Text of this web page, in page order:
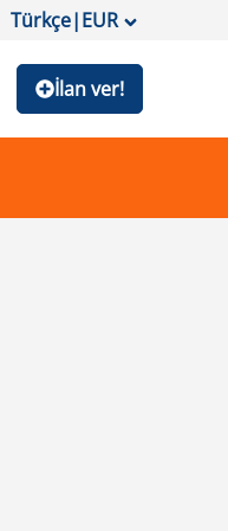
Türkçe|EUR
İlan ver!